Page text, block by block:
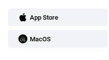
App Store
MacOS